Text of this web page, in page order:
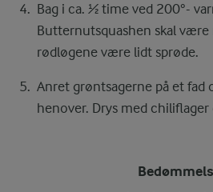
Bag i ca. ½ time ved 200°-
Butternutsquashen skal være
rødløgene være lidt sprøde.
Anret grøntsagerne på et fad
henover. Drys med chiliflager